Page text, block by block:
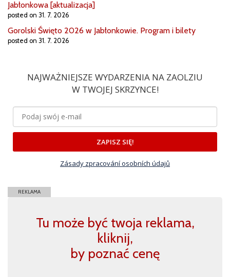
Jabłonkowa [aktualizacja]
posted on 31. 7. 2026
Gorolski Święto 2026 w Jabłonkowie. Program i bilety
posted on 31. 7. 2026
NAJWAŻNIEJSZE WYDARZENIA NA ZAOLZIU
W TWOJEJ SKRZYNCE!
ZAPISZ SIĘ!
Zásady zpracování osobních údajů
REKLAMA
Tu może być twoja reklama,
kliknij,
by poznać cenę